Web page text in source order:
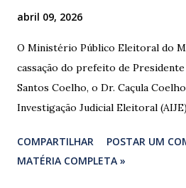
abril 09, 2026
O Ministério Público Eleitoral do
cassação do prefeito de
Santos Coelho, o Dr. Caçula
Investigação Judicial Eleitoral
Santa Luzia do Paruá. A ação foi
“União e Reconstrução” (PP/PL/
COMPARTILHAR
POSTAR UM
MATÉRIA COMPLETA »